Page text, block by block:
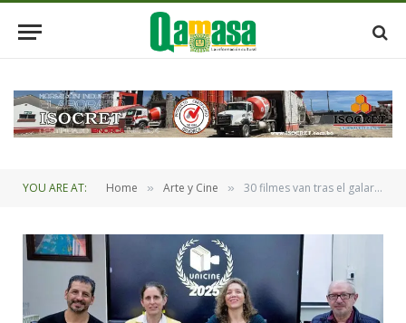
YOU ARE AT: Home » Arte y Cine » 30 filmes van tras el galardón en la tercera versión de Unicine